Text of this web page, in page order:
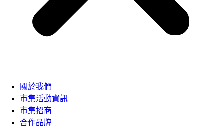
關於我們
市集活動資訊
市集招商
合作品牌